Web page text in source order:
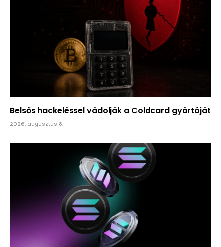
Belsős hackeléssel vádolják a Coldcard gyártóját
2026. augusztus 8.